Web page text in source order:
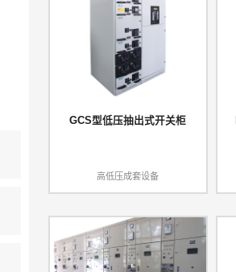
GCS型低压抽出式开关柜
高低压成套设备